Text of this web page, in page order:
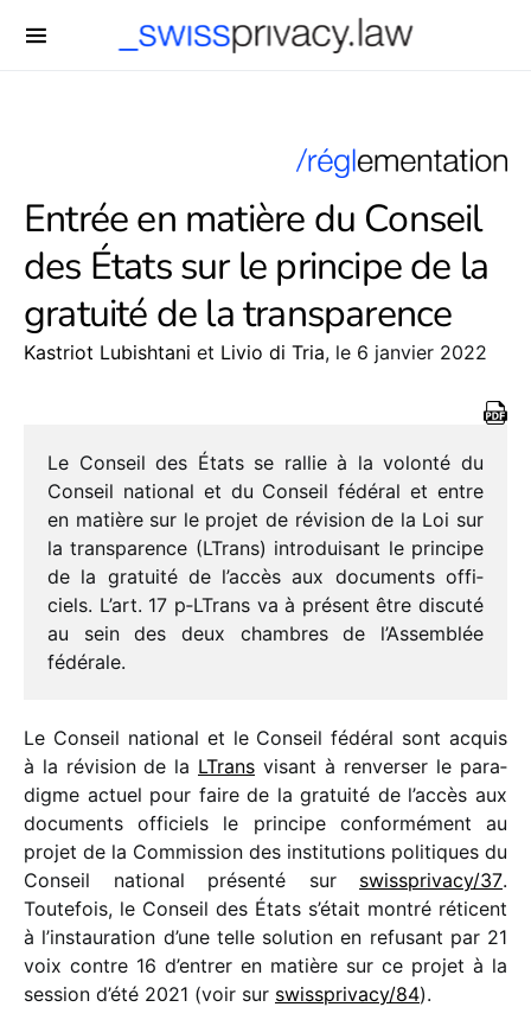
Entrée en matière du Conseil
des États sur le principe de la
gratuité de la transparence
Kastriot Lubishtani et Livio di Tria, le 6 janvier 2022
Le Conseil des États se rallie à la volonté du
Conseil natio­nal et du Conseil fédé­ral et entre
en matière sur le projet de révi­sion de la Loi sur
la trans­pa­rence (LTrans) intro­dui­sant le prin­cipe
de la gratuité de l’accès aux docu­ments offi­
ciels. L’art. 17 p‑LTrans va à présent être discuté
au sein des deux chambres de l’Assemblée
fédérale.
Le Conseil natio­nal et le Conseil fédé­ral sont acquis
à la révi­sion de la LTrans visant à renver­ser le para­
digme actuel pour faire de la gratuité de l’accès aux
docu­ments offi­ciels le prin­cipe confor­mé­ment au
projet de la Commission des insti­tu­tions poli­tiques du
Conseil natio­nal présenté sur swissprivacy/​37.
Toutefois, le Conseil des États s’était montré réti­cent
à l’instauration d’une telle solu­tion en refu­sant par 21
voix contre 16 d’entrer en matière sur ce projet à la
session d’été 2021 (voir sur swissprivacy/​84).